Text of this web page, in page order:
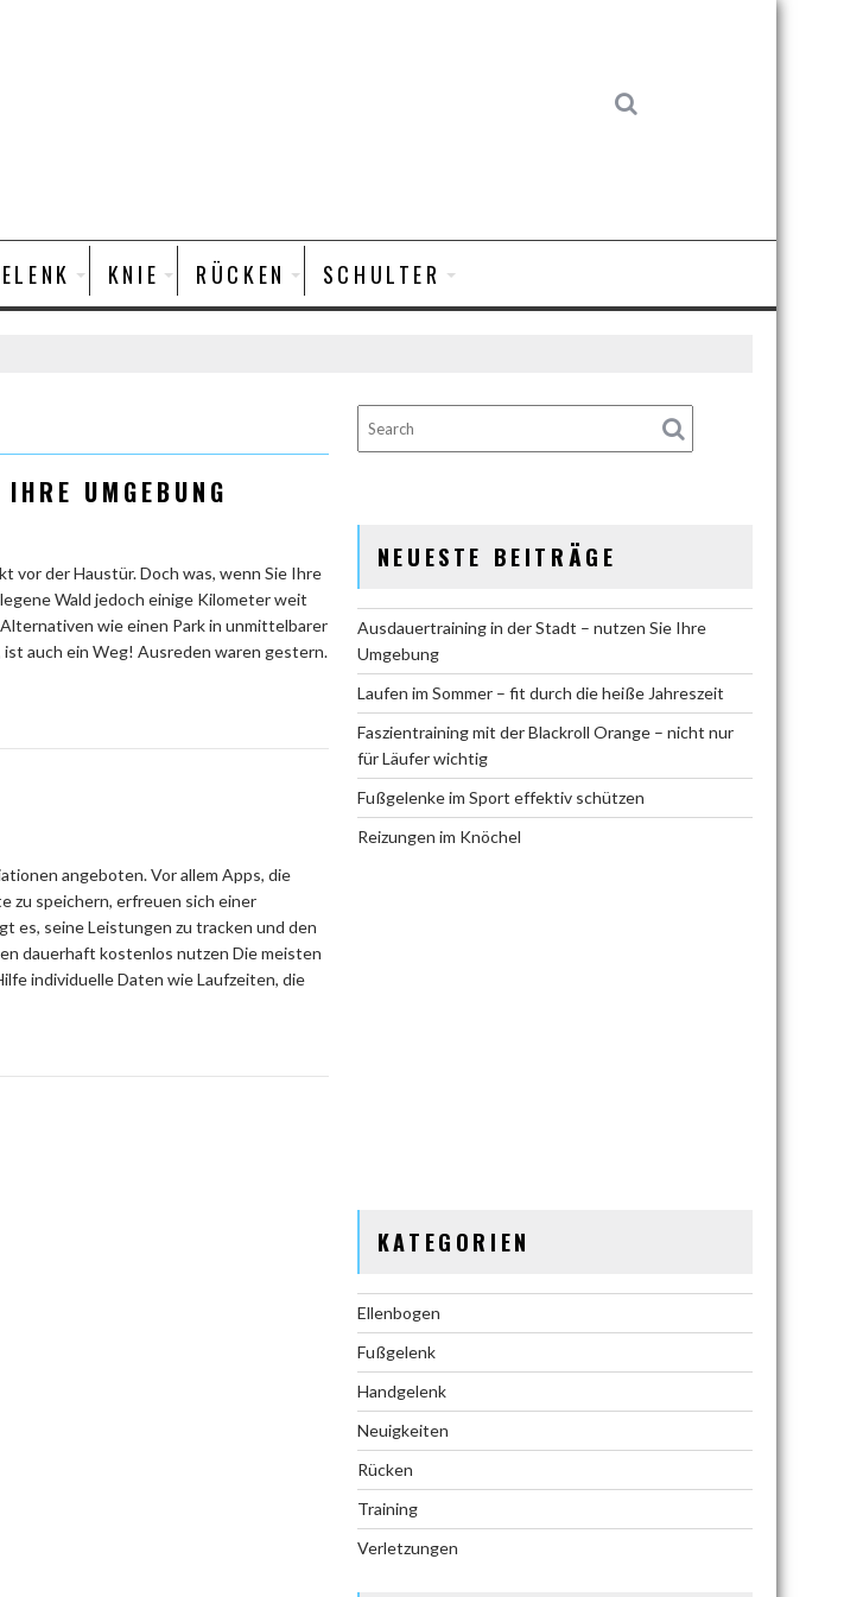
KNIE RÜCKEN SCHULTER
UMGEBUNG
vor der Haustür. Doch was, wenn Sie Ihre
Wald jedoch einige Kilometer weit
wie einen Park in unmittelbarer
auch ein Weg! Ausreden waren gestern.
angeboten. Vor allem Apps, die
zu speichern, erfreuen sich einer
es, seine Leistungen zu tracken und den
dauerhaft kostenlos nutzen Die meisten
individuelle Daten wie Laufzeiten, die
NEUESTE BEITRÄGE
Ausdauertraining in der Stadt – nutzen Sie Ihre
Umgebung
Laufen im Sommer – fit durch die heiße Jahreszeit
Faszientraining mit der Blackroll Orange – nicht nur
für Läufer wichtig
Fußgelenke im Sport effektiv schützen
Reizungen im Knöchel
KATEGORIEN
Ellenbogen
Fußgelenk
Handgelenk
Neuigkeiten
Rücken
Training
Verletzungen